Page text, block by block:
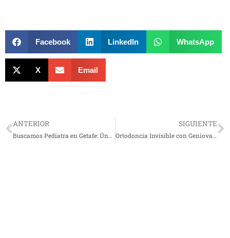
Facebook LinkedIn WhatsApp
X Email
ANTERIOR
Buscamos Pediatra en Getafe: Únete a Nuestro Equipo Médico
SIGUIENTE
Ortodoncia Invisible con Geniova en Getafe – Semana de la Ortodoncia en Centro Clínico 2000